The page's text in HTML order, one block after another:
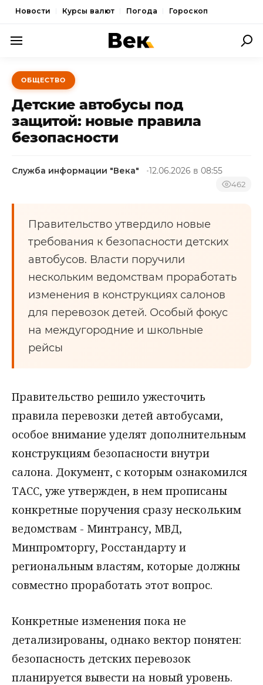
Новости Курсы валют Погода Гороскоп
ПОЛИТИКА
ЭКОНОМИКА
ОБЩЕСТВО
СПОРТ
ОБЩЕСТВО
Детские автобусы под
защитой: новые правила
безопасности
Служба информации "Века" 12.06.2026 в 08:55
462
Правительство утвердило новые
требования к безопасности детских
автобусов. Власти поручили
нескольким ведомствам проработать
изменения в конструкциях салонов
для перевозок детей. Особый фокус
на междугородние и школьные
рейсы
Правительство решило ужесточить
правила перевозки детей автобусами,
особое внимание уделят дополнительным
конструкциям безопасности внутри
салона. Документ, с которым ознакомился
ТАСС, уже утвержден, в нем прописаны
конкретные поручения сразу нескольким
ведомствам - Минтрансу, МВД,
Минпромторгу, Росстандарту и
региональным властям, которые должны
совместно проработать этот вопрос.
Конкретные изменения пока не
детализированы, однако вектор понятен:
безопасность детских перевозок
планируется вывести на новый уровень.